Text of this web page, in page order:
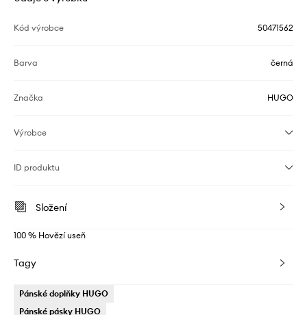
Kód výrobce 50471562
Barva černá
Značka HUGO
Výrobce
ID produktu
Složení
100 % Hovězí useň
Tagy
Pánské doplňky HUGO
Pánské pásky HUGO